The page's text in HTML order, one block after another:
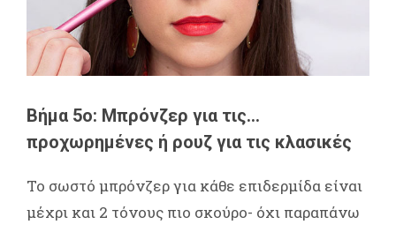
Βήμα 5ο: Μπρόνζερ για τις…
προχωρημένες ή ρουζ για τις κλασικές
Το σωστό μπρόνζερ για κάθε επιδερμίδα είναι
μέχρι και 2 τόνους πιο σκούρο- όχι παραπάνω